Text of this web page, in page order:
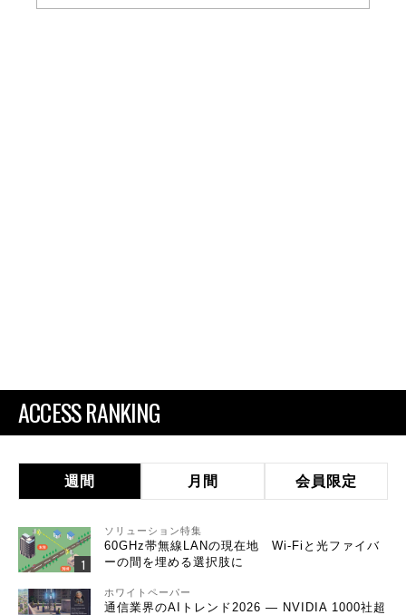
ACCESS RANKING
週間 月間 会員限定
ソリューション特集
60GHz帯無線LANの現在地 Wi-Fiと光ファイバ
ーの間を埋める選択肢に
ホワイトペーパー
通信業界のAIトレンド2026 ― NVIDIA 1000社超